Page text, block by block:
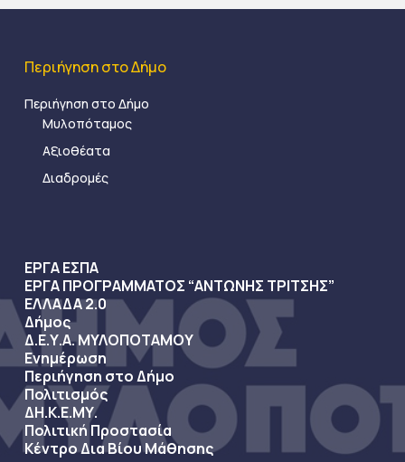
Περιήγηση στο Δήμο
Περιήγηση στο Δήμο
Μυλοπόταμος
Αξιοθέατα
Διαδρομές
ΕΡΓΑ ΕΣΠΑ
ΕΡΓΑ ΠΡΟΓΡΑΜΜΑΤΟΣ “ΑΝΤΩΝΗΣ ΤΡΙΤΣΗΣ”
ΕΛΛΑΔΑ 2.0
Δήμος
Δ.Ε.Υ.Α. ΜΥΛΟΠΟΤΑΜΟΥ
Ενημέρωση
Περιήγηση στο Δήμο
Πολιτισμός
ΔΗ.Κ.Ε.ΜΥ.
Πολιτική Προστασία
Κέντρο Δια Βίου Μάθησης